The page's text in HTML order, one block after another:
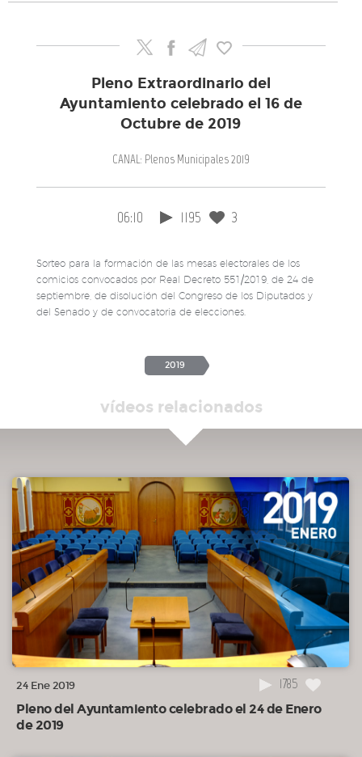
Pleno Extraordinario del
Ayuntamiento celebrado el 16 de
Octubre de 2019
CANAL: Plenos Municipales 2019
06:10 1195 3
Sorteo para la formación de las mesas electorales de los
comicios convocados por Real Decreto 551/2019, de 24 de
septiembre, de disolución del Congreso de los Diputados y
del Senado y de convocatoria de elecciones.
2019
vídeos relacionados
24 Ene 2019 1785
Pleno del Ayuntamiento celebrado el 24 de Enero
de 2019